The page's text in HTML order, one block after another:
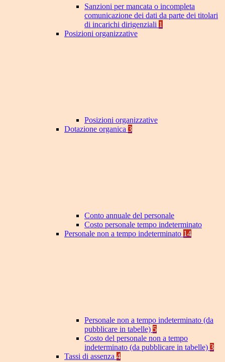
Sanzioni per mancata o incompleta
comunicazione dei dati da parte dei titolari
di incarichi dirigenziali 1
Posizioni organizzative
Posizioni organizzative
Dotazione organica 3
Conto annuale del personale
Costo personale tempo indeterminato
Personale non a tempo indeterminato 14
Personale non a tempo indeterminato (da
pubblicare in tabelle) 5
Costo del personale non a tempo
indeterminato (da pubblicare in tabelle) 3
Tassi di assenza 4